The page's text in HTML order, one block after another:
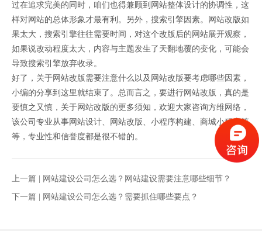
过在追求完美的同时，咱们也得兼顾到网站整体设计的协调性，这
样对网站的总体形象才最有利。另外，搜索引擎因素。网站改版如
果太大，搜索引擎往往需要时间，对这个改版后的网站展开观察，
如果说改动程度太大，内容与主题发生了天翻地覆的变化，可能会
导致搜索引擎放弃收录。
好了，关于网站改版需要注意什么以及网站改版要考虑哪些因素，
小编的分享到这里就结束了。总而言之，要进行网站改版，真的是
要慎之又慎，关于网站改版的更多须知，欢迎大家咨询方维网络，
该公司专业从事网站设计、网站改版、小程序构建、商城小程序等
等，专业性和信誉度都是很不错的。
上一篇 | 网站建设公司怎么选？网站建设需要注意哪些细节？
下一篇 | 网站建设公司怎么选？需要抓住哪些要点？